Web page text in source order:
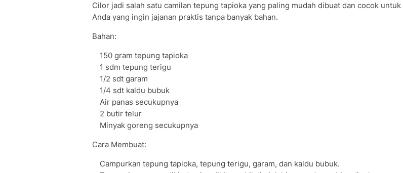
Cilor jadi salah satu camilan tepung tapioka yang paling mudah dibuat dan cocok untuk
Anda yang ingin jajanan praktis tanpa banyak bahan.
Bahan:
150 gram tepung tapioka
1 sdm tepung terigu
1/2 sdt garam
1/4 sdt kaldu bubuk
Air panas secukupnya
2 butir telur
Minyak goreng secukupnya
Cara Membuat:
Campurkan tepung tapioka, tepung terigu, garam, dan kaldu bubuk.